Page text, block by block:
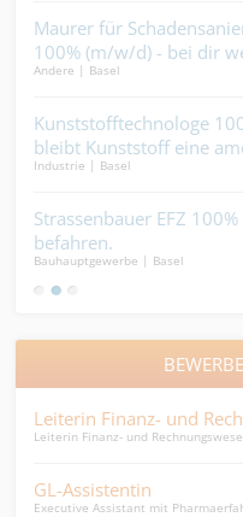
Maurer für
100% (m/w/d) - bei dir
Zunder....
Andere | Basel
Kunststofftechnologe
bleibt Kunststoff eine
erst zur Klasse....
Industrie | Basel
Strassenbauer EFZ
befahren.
Bauhauptgewerbe | Basel
Leiterin Finanz- und
Leiterin Finanz- und
GL-Assistentin
Executive Assistant mit